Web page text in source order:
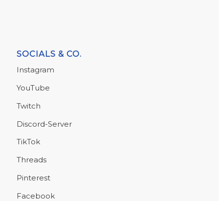
SOCIALS & CO.
Instagram
YouTube
Twitch
Discord-Server
TikTok
Threads
Pinterest
Facebook